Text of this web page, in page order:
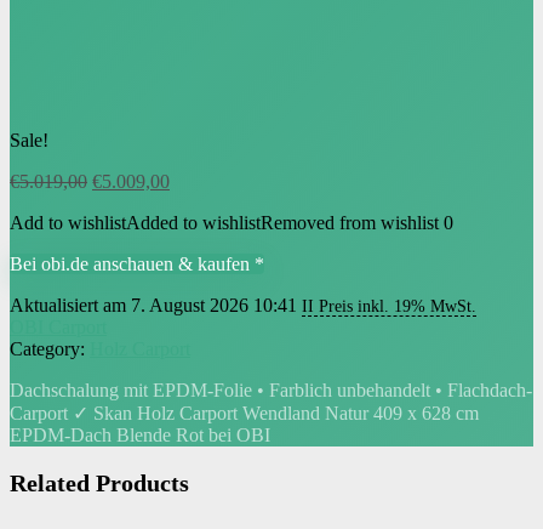
Sale!
€5.019,00 Ursprünglicher
war:
€5.009,00Aktueller
ist:
Add to wishlistAdded to wishlistRemoved from wishlist 0
Bei obi.de anschauen & kaufen *
Aktualisiert am 7. August 2026 10:41 II Preis inkl. 19% MwSt.
Category:
Dachschalung mit EPDM-Folie • Farblich unbehandelt • Flachdach-
Carport ✓ Skan Holz Carport Wendland Natur 409 x 628 cm
EPDM-Dach Blende Rot bei OBI
Related Products